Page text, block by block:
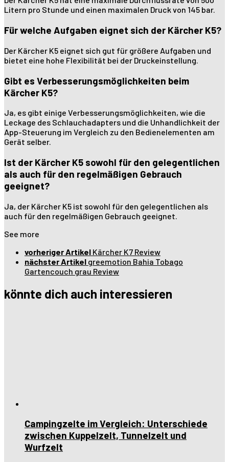
Litern pro Stunde und einen maximalen Druck von 145 bar.
Für welche Aufgaben eignet sich der Kärcher K5?
Der Kärcher K5 eignet sich gut für größere Aufgaben und
bietet eine hohe Flexibilität bei der Druckeinstellung.
Gibt es Verbesserungsmöglichkeiten beim
Kärcher K5?
Ja, es gibt einige Verbesserungsmöglichkeiten, wie die
Leckage des Schlauchadapters und die Unhandlichkeit der
App-Steuerung im Vergleich zu den Bedienelementen am
Gerät selber.
Ist der Kärcher K5 sowohl für den gelegentlichen
als auch für den regelmäßigen Gebrauch
geeignet?
Ja, der Kärcher K5 ist sowohl für den gelegentlichen als
auch für den regelmäßigen Gebrauch geeignet.
See more
vorheriger Artikel Kärcher K7 Review
nächster Artikel greemotion Bahia Tobago
Gartencouch grau Review
könnte dich auch interessieren
Campingzelte im Vergleich: Unterschiede
zwischen Kuppelzelt, Tunnelzelt und
Wurfzelt